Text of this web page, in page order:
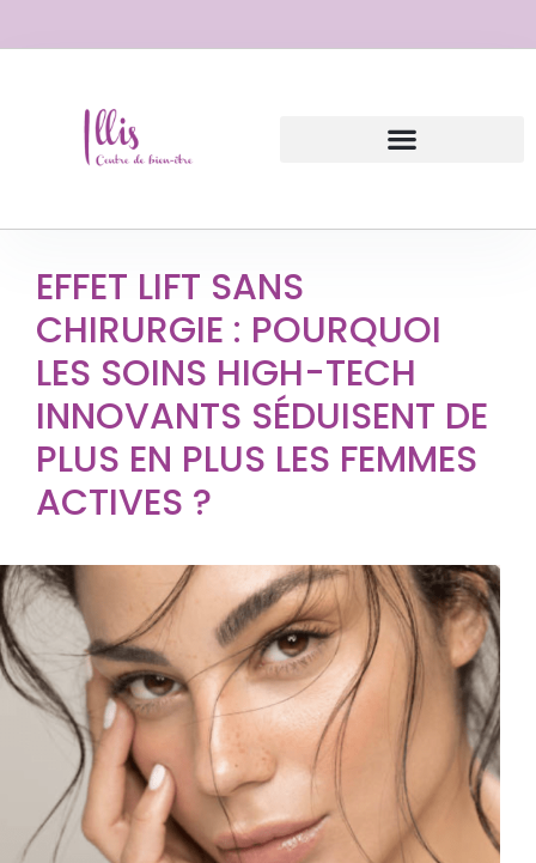
EFFET LIFT SANS
CHIRURGIE : POURQUOI
LES SOINS HIGH-TECH
INNOVANTS SÉDUISENT DE
PLUS EN PLUS LES FEMMES
ACTIVES ?